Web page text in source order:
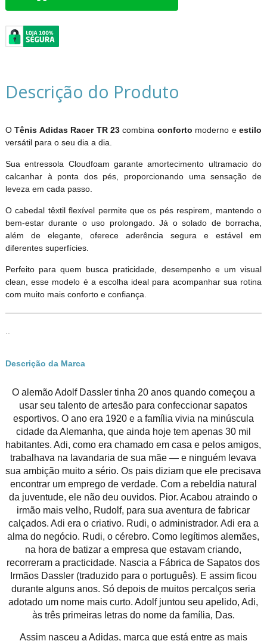
Descrição do Produto
OTênis Adidas Racer TR 23combina conforto moderno eestilo
versátil para o seu dia a dia.
Sua entressola Cloudfoam garante amortecimento ultramacio do
calcanhar à ponta dos pés, proporcionando uma sensação de
leveza em cada passo.
O cabedal têxtil flexível permite que os pés respirem, mantendo o
bem-estar durante o uso prolongado. Já o solado de borracha,
além de elegante, oferece aderência segura e estável em
diferentes superfícies.
Perfeito para quem busca praticidade, desempenho e um visual
clean, esse modelo é a escolha ideal para acompanhar sua rotina
com muito mais conforto e confiança.
Descrição da Marca
O alemão Adolf Dassler tinha 20 anos quando começou a
usar seu talento de artesão para confeccionar sapatos
esportivos. O ano era 1920 e a família vivia na minúscula
cidade da Alemanha, que ainda hoje tem apenas 30 mil
habitantes. Adi, como era chamado em casa e pelos amigos,
trabalhava na lavandaria de sua mãe — e ninguém levava
sua ambição muito a sério. Os pais diziam que ele precisava
encontrar um emprego de verdade. Com a rebeldia natural
da juventude, ele não deu ouvidos. Pior. Acabou atraindo o
irmão mais velho, Rudolf, para sua aventura de fabricar
calçados. Adi era o criativo. Rudi, o administrador. Adi era a
alma do negócio. Rudi, o cérebro. Como legítimos alemães,
na hora de batizar a empresa que estavam criando,
recorreram a practicidade. Nascia a Fábrica de Sapatos dos
Irmãos Dassler (traduzido para o português). E assim ficou
durante alguns anos. Só depois de muitos percalços seria
adotado um nome mais curto. Adolf juntou seu apelido, Adi,
às três primeiras letras do nome da família, Das.
Assim nasceu a Adidas, marca que está entre as mais